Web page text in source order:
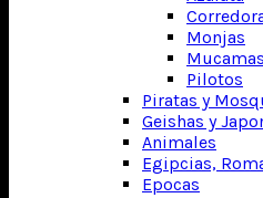
Monjas
Mucamas
Pilotos
Piratas y
Geishas y
Animales
Egipcias,
Epocas